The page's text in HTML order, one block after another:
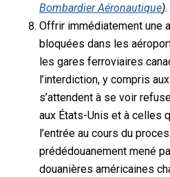
Bombardier Aéronautique).
Offrir immédiatement une
bloquées dans les
les gares ferroviaires
l’interdiction, y compris
s’attendent à se voir
aux États-Unis et à celles
l’entrée au cours du
prédédouanement mené
douanières américaines